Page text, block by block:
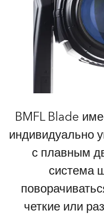
BMFL Blade
индивидуально
с плавным
система
четкие или